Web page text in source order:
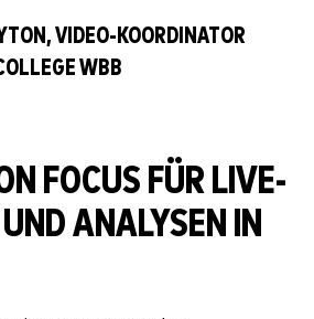
VIDEO-KOORDINATOR
WBB
FOCUS FÜR LIVE-
ANALYSEN IN